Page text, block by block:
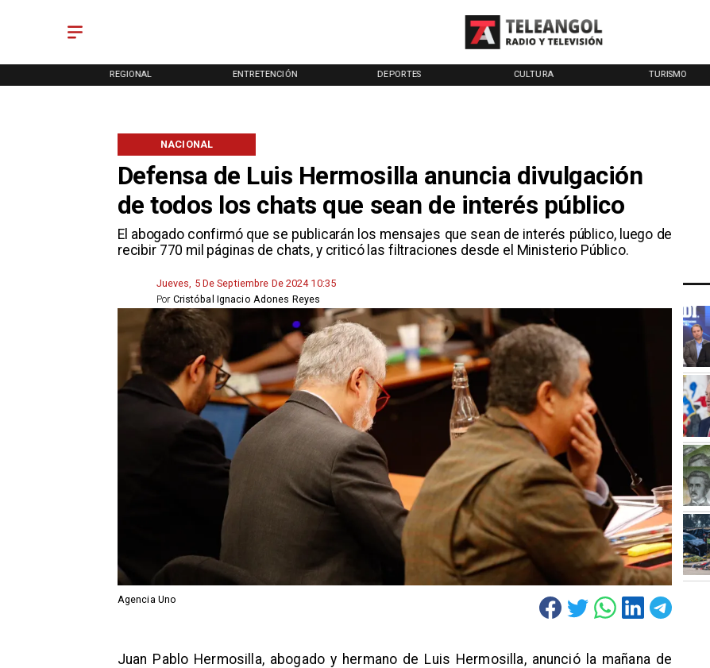
REGIONAL ENTRETENCIÓN DEPORTES CULTURA TURISMO
Defensa de Luis Hermosilla anuncia divulgación
de todos los chats que sean de interés público
El abogado confirmó que se publicarán los mensajes que sean de interés público, luego de
recibir 770 mil páginas de chats, y criticó las filtraciones desde el Ministerio Público.
NACIONAL
Jueves, 5 De Septiembre De 2024 10:35
Cristóbal Ignacio Adones Reyes
Por
Agencia Uno
Juan Pablo Hermosilla, abogado y hermano de Luis Hermosilla, anunció la mañana de